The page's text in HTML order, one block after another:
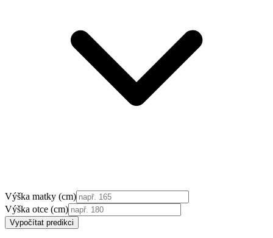
Výška matky (cm)
Výška otce (cm)
Vypočítat predikci